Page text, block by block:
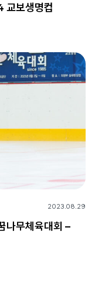
교보생명컵
2023.08.29
나무체육대회 –